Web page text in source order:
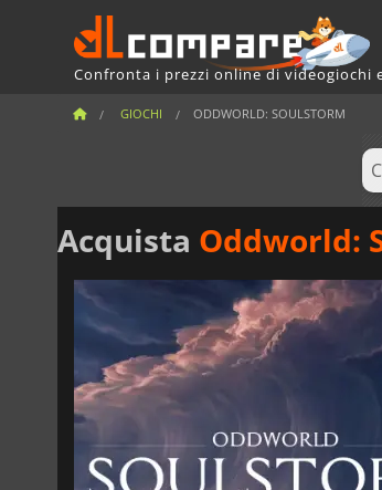
Confronta i prezzi online di videogiochi
GIOCHI ODDWORLD: SOULSTORM
Acquista Oddworld: